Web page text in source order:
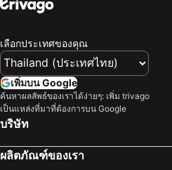
รามคำแหง
อุทยานแห่งชาติแก่งกระจาน
เยาวราช
สะพานข้ามแม่น้ำแคว
หาดเขาตะเกียบ
พัทยาเหนือ
เลือกประเทศของคุณ
เพิ่มบน Google
ค้นหาผลลัพธ์ของเราได้ง่ายๆ: เพิ่ม trivago
เป็นแหล่งที่มาที่ต้องการบน Google
บริษัท
ผลิตภัณฑ์ของเรา